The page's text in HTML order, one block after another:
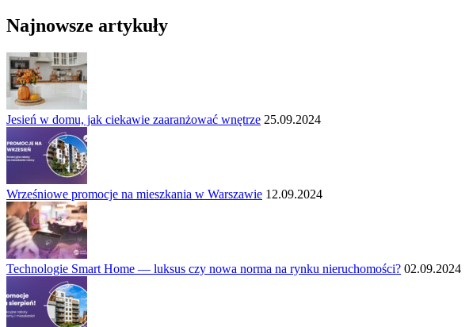
Najnowsze artykuły
Jesień w domu, jak ciekawie zaaranżować wnętrze 25.09.2024
Wrześniowe promocje na mieszkania w Warszawie 12.09.2024
Technologie Smart Home — luksus czy nowa norma na rynku nieruchomości? 02.09.2024